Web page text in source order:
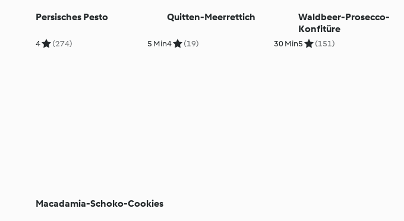
Persisches Pesto
4 (274) 5 Min
Quitten-Meerrettich
4 (19) 30 Min
Waldbeer-Prosecco-
Konfitüre
5 (151)
Macadamia-Schoko-Cookies